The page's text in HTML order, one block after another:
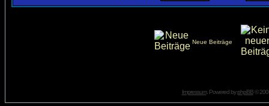
Neue Beiträge
Impressum. Powered byphpBB©